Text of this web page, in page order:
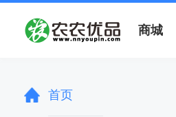
商城
首页